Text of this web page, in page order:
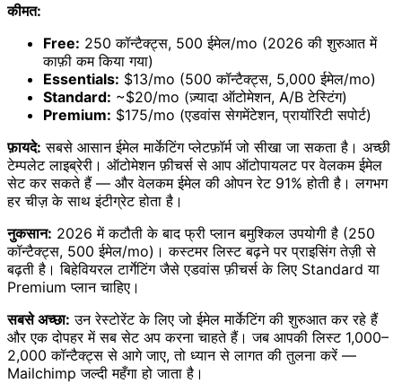
कीमत:
Free: 250 कॉन्टैक्ट्स, 500 ईमेल/mo (2026 की शुरुआत में
काफ़ी कम किया गया)
Essentials: $13/mo (500 कॉन्टैक्ट्स, 5,000 ईमेल/mo)
Standard: ~$20/mo (ज़्यादा ऑटोमेशन, A/B टेस्टिंग)
Premium: $175/mo (एडवांस सेगमेंटेशन, प्रायॉरिटी सपोर्ट)
फ़ायदे: सबसे आसान ईमेल मार्केटिंग प्लेटफ़ॉर्म जो सीखा जा सकता है। अच्छी
टेम्पलेट लाइब्रेरी। ऑटोमेशन फ़ीचर्स से आप ऑटोपायलट पर वेलकम ईमेल
सेट कर सकते हैं — और वेलकम ईमेल की ओपन रेट 91% होती है। लगभग
हर चीज़ के साथ इंटीग्रेट होता है।
नुकसान: 2026 में कटौती के बाद फ्री प्लान बमुश्किल उपयोगी है (250
कॉन्टैक्ट्स, 500 ईमेल/mo)। कस्टमर लिस्ट बढ़ने पर प्राइसिंग तेज़ी से
बढ़ती है। बिहेवियरल टार्गेटिंग जैसे एडवांस फ़ीचर्स के लिए Standard या
Premium प्लान चाहिए।
सबसे अच्छा: उन रेस्टोरेंट के लिए जो ईमेल मार्केटिंग की शुरुआत कर रहे हैं
और एक दोपहर में सब सेट अप करना चाहते हैं। जब आपकी लिस्ट 1,000–
2,000 कॉन्टैक्ट्स से आगे जाए, तो ध्यान से लागत की तुलना करें —
Mailchimp जल्दी महँगा हो जाता है।